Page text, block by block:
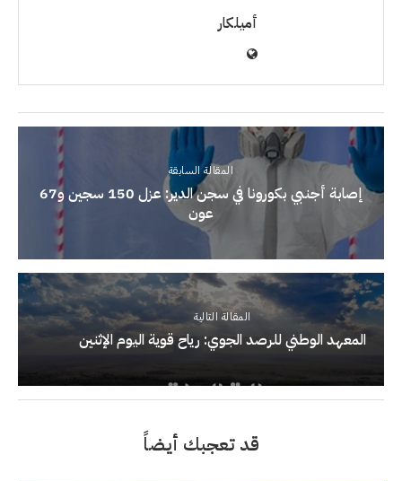
أميلكار
المقالة السابقة
إصابة أجنبي بكورونا في سجن الدير: عزل 150 سجين و67
عون
المقالة التالية
المعهد الوطني للرصد الجوي: رياح قوية اليوم الإثنين
قد تعجبك أيضاً